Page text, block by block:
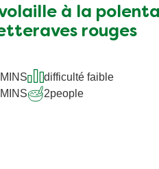
à la polenta
rouges
difficulté faible
2people